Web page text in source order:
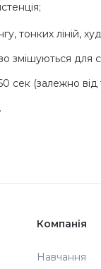
тонких ліній,
змішуються
(залежно від
Компанія
Навчання